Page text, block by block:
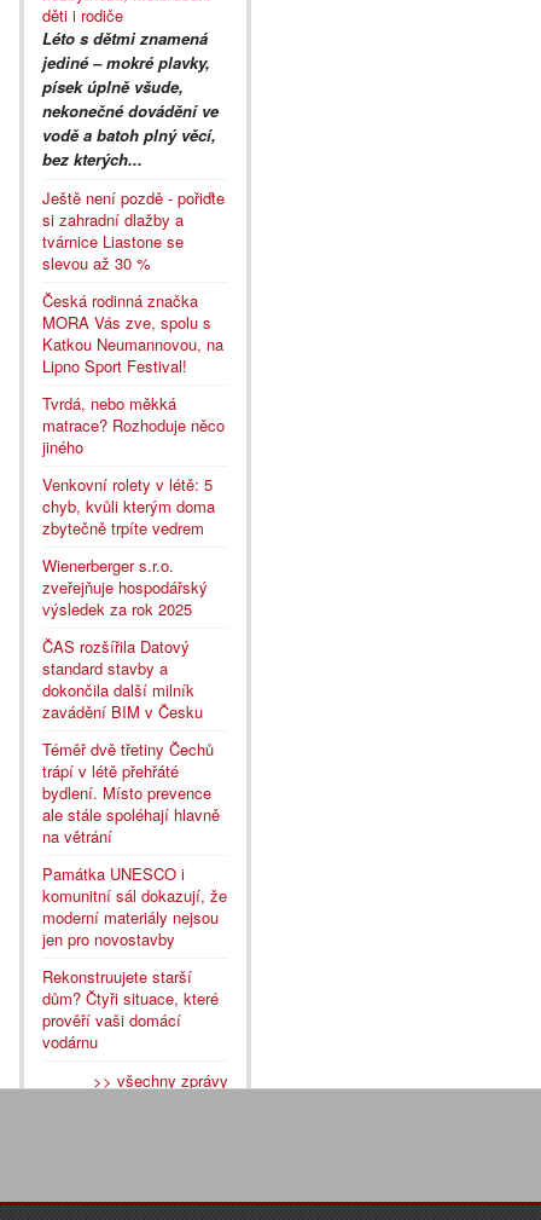
děti i rodiče
Léto s dětmi znamená
jediné – mokré plavky,
písek úplně všude,
nekonečné dovádění ve
vodě a batoh plný věcí,
bez kterých...
Ještě není pozdě - pořiďte
si zahradní dlažby a
tvárnice Liastone se
slevou až 30 %
Česká rodinná značka
MORA Vás zve, spolu s
Katkou Neumannovou, na
Lipno Sport Festival!
Tvrdá, nebo měkká
matrace? Rozhoduje něco
jiného
Venkovní rolety v létě: 5
chyb, kvůli kterým doma
zbytečně trpíte vedrem
Wienerberger s.r.o.
zveřejňuje hospodářský
výsledek za rok 2025
ČAS rozšířila Datový
standard stavby a
dokončila další milník
zavádění BIM v Česku
Téměř dvě třetiny Čechů
trápí v létě přehřáté
bydlení. Místo prevence
ale stále spoléhají hlavně
na větrání
Památka UNESCO i
komunitní sál dokazují, že
moderní materiály nejsou
jen pro novostavby
Rekonstruujete starší
dům? Čtyři situace, které
prověří vaši domácí
vodárnu
>> všechny zprávy